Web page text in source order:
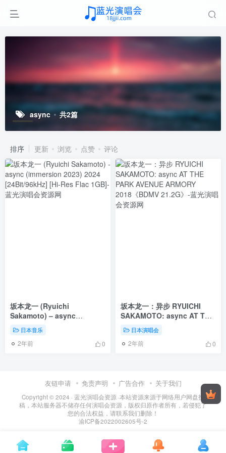
async 共2篇
排序 更新 浏览 点赞 评论
坂本龙一 (Ryuichi
Sakamoto) – async
(immersion 2023) 2024
[24Bit/96kHz] [Hi-Res Flac
1GB]
日本音乐
2年前 0
坂本龙一：异步 RYUICHI
SAKAMOTO: async AT THE
PARK AVENUE ARMORY
2018《BDMV 21.2G》
日本演唱会
2年前 0
友链申请 免责声明 广告合作 关于我们
Copyright © 2024 · 蓝光演唱会资源 ·本站资源来源于网络用户网盘投
稿，本站服务器不储存任何演唱会资源，版权归原作者所有，若侵犯了
您的合法权益，请联系我们删除！
渝ICP备2022002605号-2